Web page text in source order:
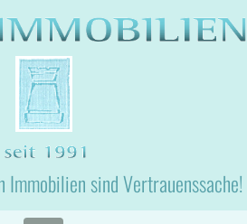
Immobilien sind Vertrauenssache!